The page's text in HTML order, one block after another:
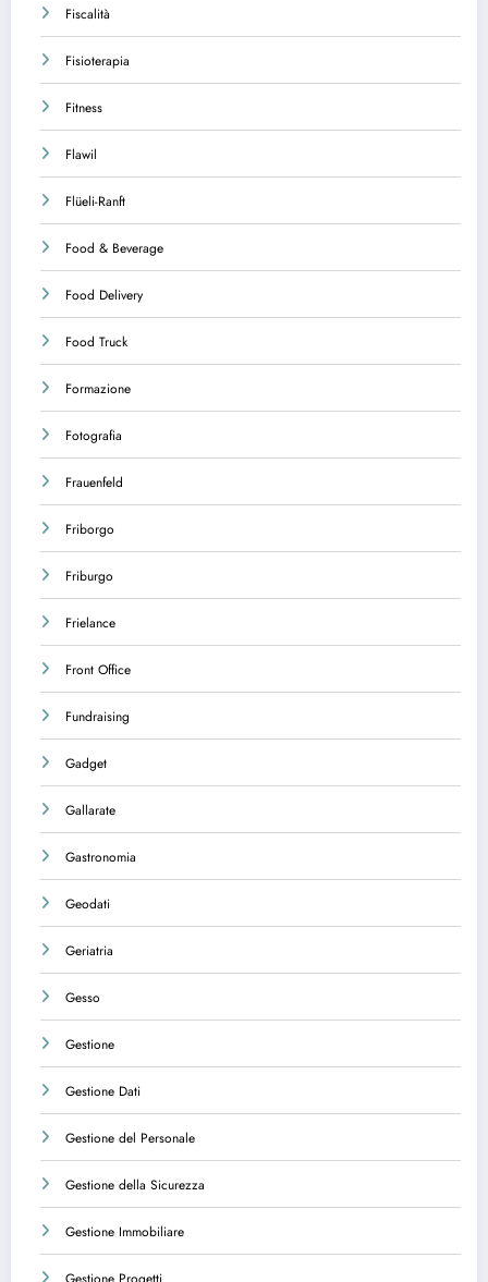
Fiscalità
Fisioterapia
Fitness
Flawil
Flüeli-Ranft
Food & Beverage
Food Delivery
Food Truck
Formazione
Fotografia
Frauenfeld
Friborgo
Friburgo
Frielance
Front Office
Fundraising
Gadget
Gallarate
Gastronomia
Geodati
Geriatria
Gesso
Gestione
Gestione Dati
Gestione del Personale
Gestione della Sicurezza
Gestione Immobiliare